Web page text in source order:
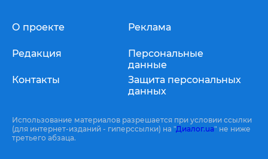
О проекте
Редакция
Контакты
Реклама
Персональные
данные
Защита персональных
данных
Использование материалов разрешается при условии ссылки
(для интернет-изданий - гиперссылки) на "Диалог.ua" не ниже
третьего абзаца.